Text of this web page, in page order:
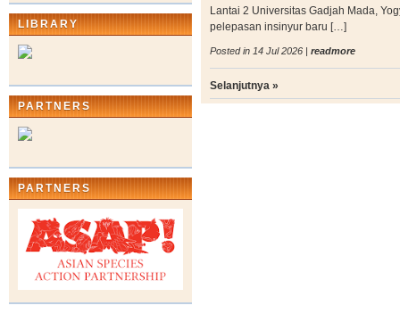
LIBRARY
PARTNERS
PARTNERS
Lantai 2 Universitas Gadjah Mada,
pelepasan insinyur baru […]
Posted in 14 Jul 2026 | readmore
Selanjutnya »